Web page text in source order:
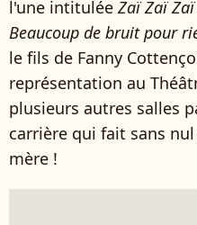
l'une intitulée Zaï Zaï
Beaucoup de bruit pour
le fils de Fanny
représentation au
plusieurs autres salles
carrière qui fait sans
mère !